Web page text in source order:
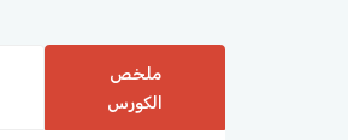
ملخص
الكورس